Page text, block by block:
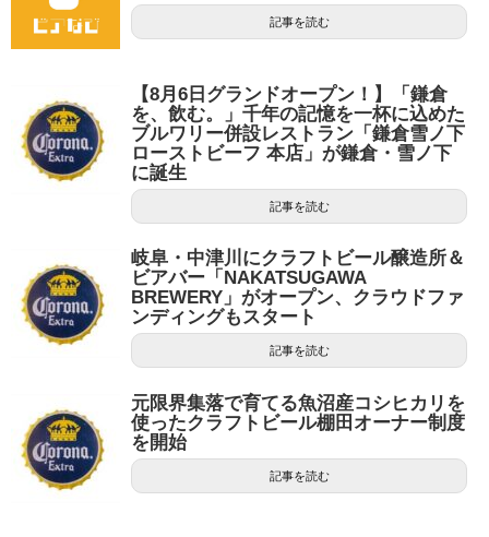
記事を読む
【8月6日グランドオープン！】「鎌倉
を、飲む。」千年の記憶を一杯に込めた
ブルワリー併設レストラン「鎌倉雪ノ下
ローストビーフ 本店」が鎌倉・雪ノ下
に誕生
記事を読む
岐阜・中津川にクラフトビール醸造所＆
ビアバー「NAKATSUGAWA
BREWERY」がオープン、クラウドファ
ンディングもスタート
記事を読む
元限界集落で育てる魚沼産コシヒカリを
使ったクラフトビール棚田オーナー制度
を開始
記事を読む